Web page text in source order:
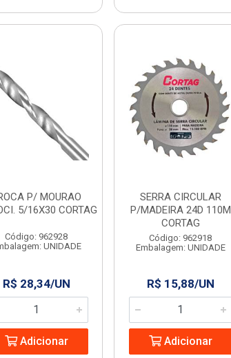
P/ MOURAO
5/16X30 CORTAG
Código: 962928
UNIDADE
R$ 28,34/UN
Adicionar
SERRA CIRCULAR
P/MADEIRA 24D 110M
CORTAG
Código: 962918
Embalagem: UNIDADE
R$ 15,88/UN
Adicionar